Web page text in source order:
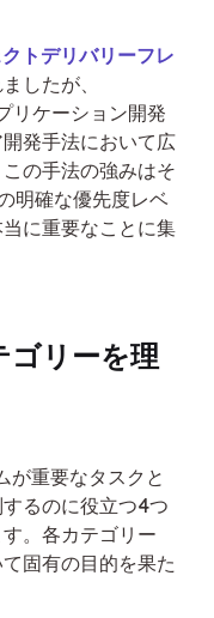
トデリバリーフレ
したが、
リケーション開発
発手法において広
の手法の強みはそ
明確な優先度レベ
に重要なことに集
ゴリーを理
が重要なタスクと
るのに役立つ4つ
。各カテゴリー
固有の目的を果た